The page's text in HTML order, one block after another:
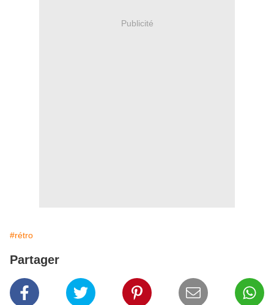
Publicité
#rétro
Partager